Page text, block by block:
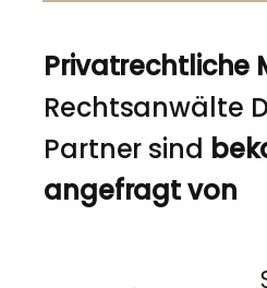
Privatrechtliche
Rechtsanwälte
Partner sind
angefragt von